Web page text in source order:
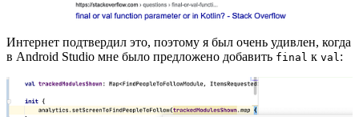
Интернет подтвердил это, поэтому я был очень удивлен, когда
в Android Studio мне было предложено добавить final к val :